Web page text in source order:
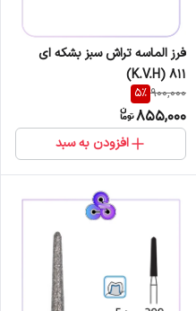
فرز الماسه تراش سبز بشکه ای
K.V.H) 811)
900,000
5%
855,000
افزودن به سبد